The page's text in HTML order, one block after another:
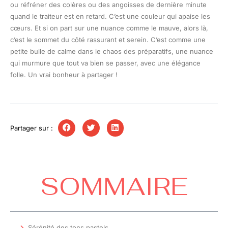
ou réfréner des colères ou des angoisses de dernière minute
quand le traiteur est en retard. C’est une couleur qui apaise les
cœurs. Et si on part sur une nuance comme le mauve, alors là,
c’est le sommet du côté rassurant et serein. C’est comme une
petite bulle de calme dans le chaos des préparatifs, une nuance
qui murmure que tout va bien se passer, avec une élégance
folle. Un vrai bonheur à partager !
Partager sur :
SOMMAIRE